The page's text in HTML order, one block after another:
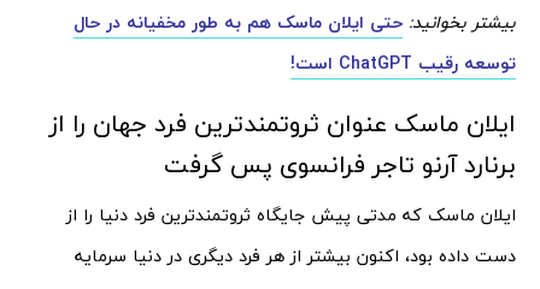
بیشتر بخوانید: حتی ایلان ماسک هم به طور مخفیانه در حال
توسعه رقیب ChatGPT است!
ایلان ماسک عنوان ثروتمندترین فرد جهان را از
برنارد آرنو تاجر فرانسوی پس گرفت
ایلان ماسک که مدتی پیش جایگاه ثروتمندترین فرد دنیا را از
دست داده بود، اکنون بیشتر از هر فرد دیگری در دنیا سرمایه‌